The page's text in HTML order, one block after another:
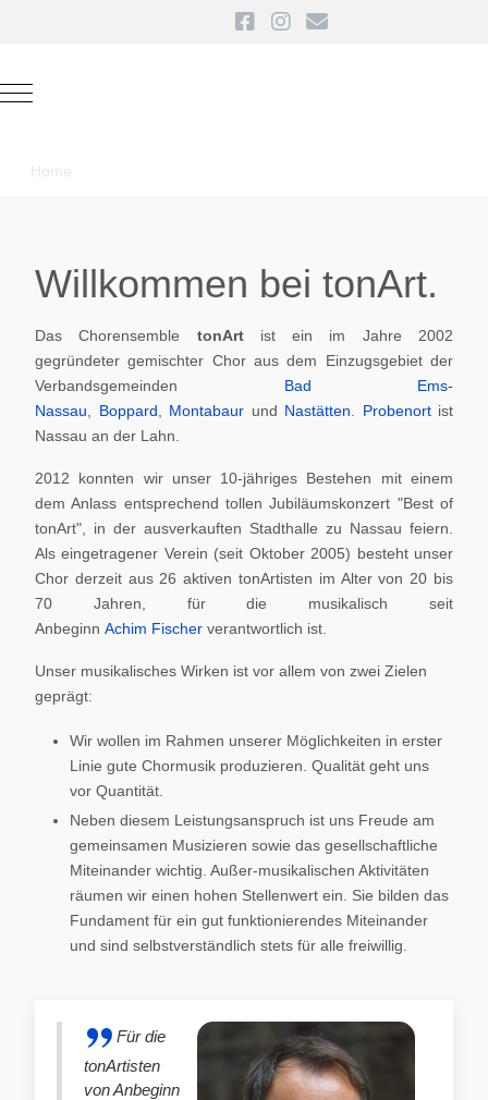
Mobile Menu Toggle
Home
Willkommen bei tonArt.
Das Chorensemble tonArt ist ein im Jahre 2002
gegründeter gemischter Chor aus dem Einzugsgebiet der
Verbandsgemeinden Bad Ems-
Nassau
Boppard Montabaur und Nastätten Probenortist
Nassau an der Lahn.
2012 konnten wir unser 10-jähriges Bestehen mit einem
dem Anlass entsprechend tollen Jubiläumskonzert "Best of
tonArt", in der ausverkauften Stadthalle zu Nassau feiern.
Als eingetragener Verein (seit Oktober 2005) besteht unser
Chor derzeit aus 26 aktiven tonArtisten im Alter von 20 bis
70 Jahren, für die musikalisch seit
Anbeginn Achim Fischer verantwortlich ist.
Unser musikalisches Wirken ist vor allem von zwei Zielen
geprägt:
Wir wollen im Rahmen unserer Möglichkeiten in erster
Linie gute Chormusik produzieren. Qualität geht uns
vor Quantität.
Neben diesem Leistungsanspruch ist uns Freude am
gemeinsamen Musizieren sowie das gesellschaftliche
Miteinander wichtig. Außer-musikalischen Aktivitäten
räumen wir einen hohen Stellenwert ein. Sie bilden das
Fundament für ein gut funktionierendes Miteinander
und sind selbstverständlich stets für alle freiwillig.
Für die
tonArtisten
von Anbeginn